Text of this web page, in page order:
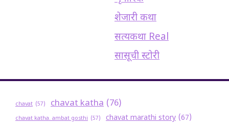
शेजारी कथा
सत्यकथा Real
सासूची स्टोरी
chavat (57) chavat katha (76)
chavat katha. ambat gosthi (57) chavat marathi story (67)